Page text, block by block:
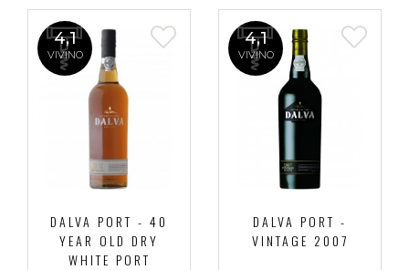
4,1
VIVINO
DALVA PORT - 40
YEAR OLD DRY
WHITE PORT
4,1
VIVINO
DALVA PORT -
VINTAGE 2007